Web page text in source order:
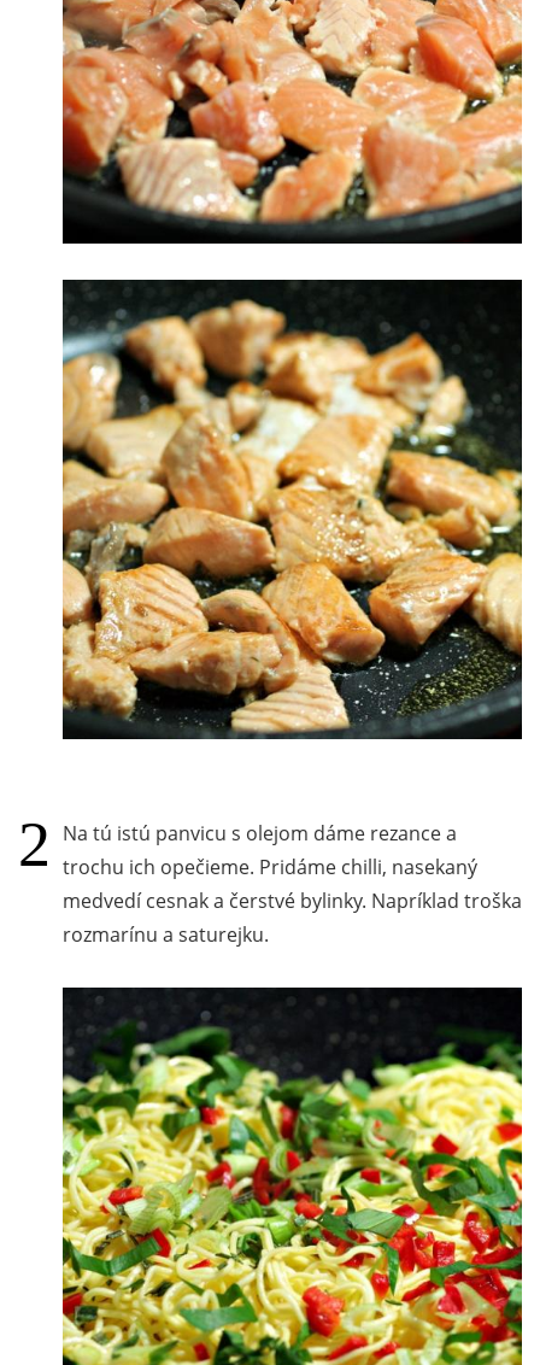
Na tú istú panvicu s olejom dáme rezance a
trochu ich opečieme. Pridáme chilli, nasekaný
medvedí cesnak a čerstvé bylinky. Napríklad troška
rozmarínu a saturejku.